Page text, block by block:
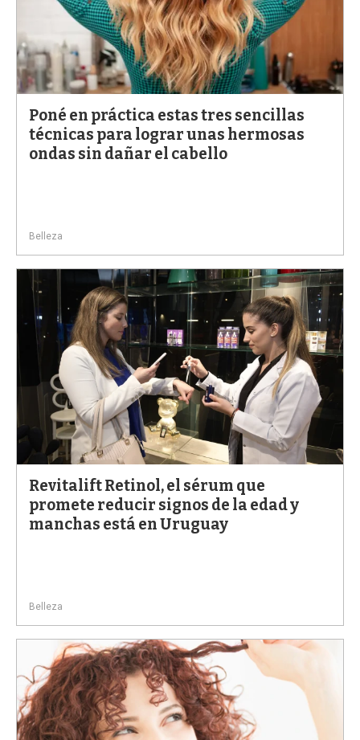
Poné en práctica estas tres sencillas
técnicas para lograr unas hermosas
ondas sin dañar el cabello
Belleza
Revitalift Retinol, el sérum que
promete reducir signos de la edad y
manchas está en Uruguay
Belleza